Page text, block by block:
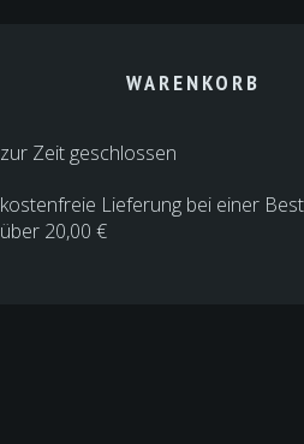
WARENKORB
zur Zeit geschlossen
kostenfreie Lieferung bei einer
über 20,00 €